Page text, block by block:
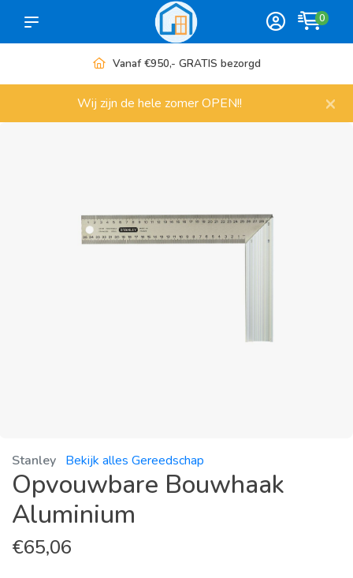
0
Vanaf €950,- GRATIS bezorgd
Wij zijn de hele zomer OPEN!! ×
Stanley Bekijk alles Gereedschap
Opvouwbare Bouwhaak
Aluminium
€65,06